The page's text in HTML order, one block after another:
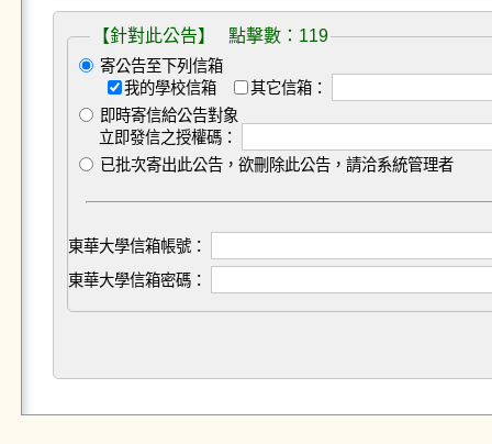
【針對此公告】 點擊數：119
寄公告至下列信箱
我的學校信箱
其它信箱：
即時寄信給公告對象
立即發信之授權碼：
已批次寄出此公告，欲刪除此公告，請洽系統管理者
東華大學信箱帳號：
東華大學信箱密碼：